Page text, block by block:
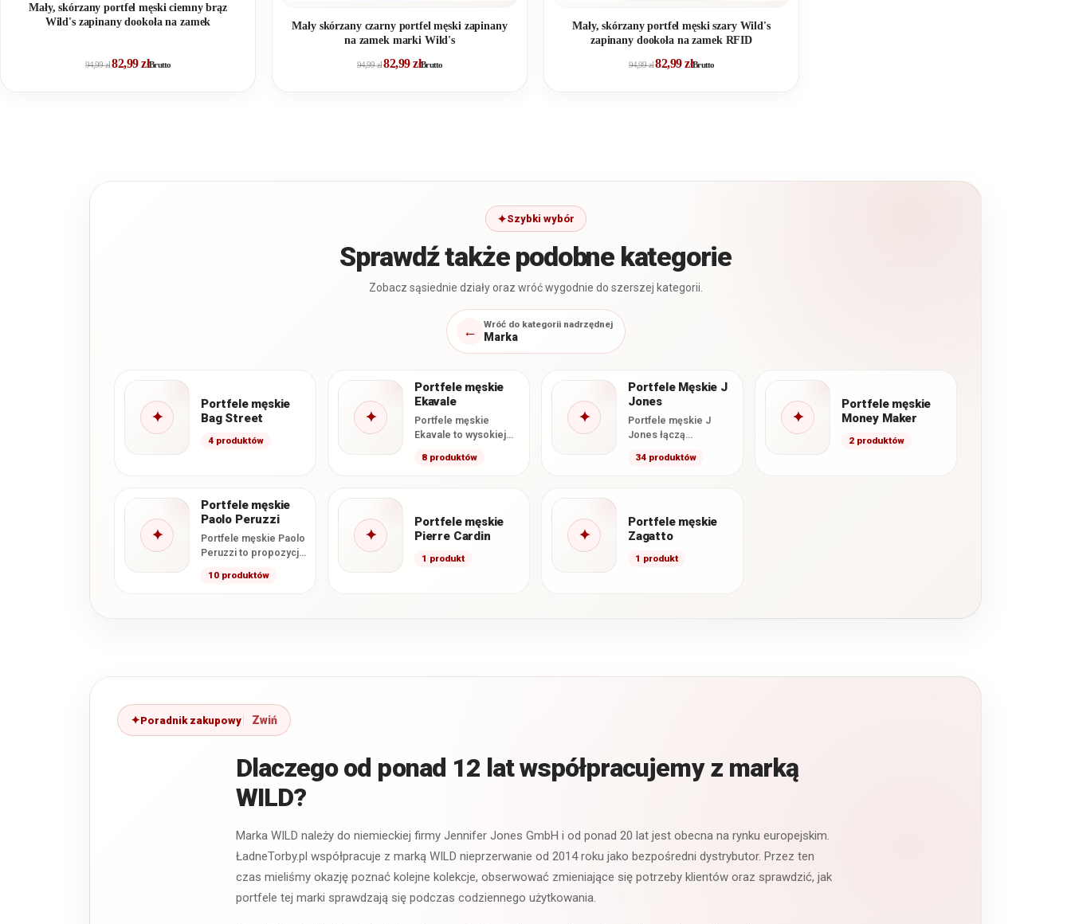
Mały, skórzany portfel męski ciemny brąz
Wild's zapinany dookoła na zamek
94,99zł82,99złBrutto
Mały skórzany czarny portfel męski zapinany
na zamek marki Wild's
94,99zł82,99złBrutto
Mały, skórzany portfel męski szary Wild's
zapinany dookoła na zamek RFID
94,99zł82,99złBrutto
Szybki wybór
Sprawdź także podobne kategorie
Zobacz sąsiednie działy oraz wróć wygodnie do szerszej kategorii.
← Wróć do kategorii nadrzędnej
Marka
✦
Portfele męskie
Bag Street
4 produktów
✦
Portfele męskie
Ekavale
Portfele męskie
Ekavale to wysokiej
wykonane ze skóry
charakterystycznym…
8 produktów
✦
Portfele Męskie J
Jones
Portfele męskie J
Jones łączą
z funkcjonalnym
34 produktów
✦
Portfele męskie
Money Maker
2 produktów
✦
Portfele męskie
Paolo Peruzzi
Portfele męskie Paolo
Peruzzi to propozycja
poszukujących
10 produktów
✦
Portfele męskie
Pierre Cardin
1 produkt
✦
Portfele męskie
Zagatto
1 produkt
Poradnik zakupowy
Dlaczego od ponad 12 lat współpracujemy z marką
WILD?
Marka WILD należy do niemieckiej firmy Jennifer Jones GmbH i od ponad 20 lat jest obecna na rynku europejskim.
ŁadneTorby.pl współpracuje z marką WILD nieprzerwanie od 2014 roku jako bezpośredni dystrybutor. Przez ten
czas mieliśmy okazję poznać kolejne kolekcje, obserwować zmieniające się potrzeby klientów oraz sprawdzić, jak
portfele tej marki sprawdzają się podczas codziennego użytkowania.